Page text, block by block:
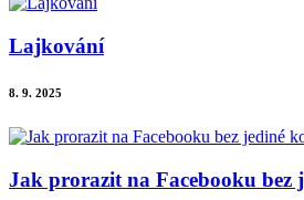
Lajkování
8. 9. 2025
Jak prorazit na Facebooku bez